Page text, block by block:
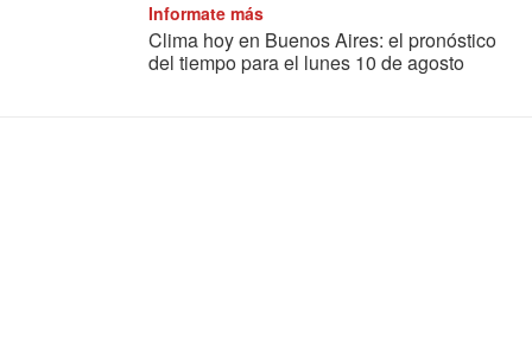
Informate más
Clima hoy en Buenos Aires: el pronóstico
del tiempo para el lunes 10 de agosto